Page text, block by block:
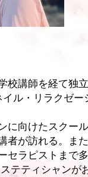
校講師を経て独
ル・リラクゼ
に向けたスクー
者が訪れる。ま
セラピストまで
テティシャン